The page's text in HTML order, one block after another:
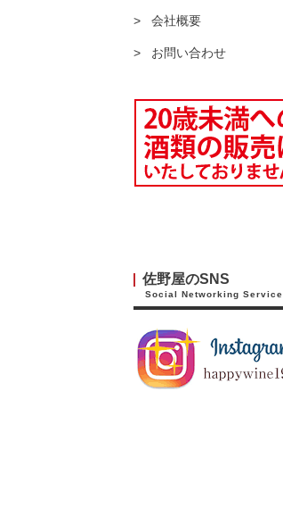
会社概要
お問い合わせ
佐野屋のSNS
Social Networking Service